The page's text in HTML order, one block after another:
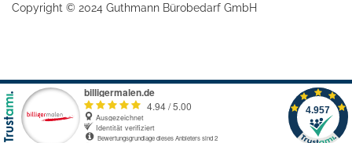
Copyright © 2024 Guthmann Bürobedarf GmbH